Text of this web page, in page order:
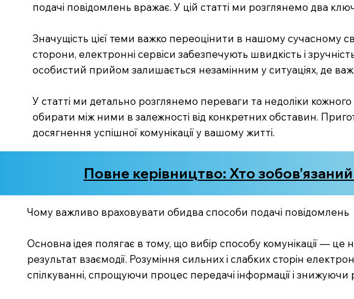
подачі повідомлень вражає. У цій статті ми розглянемо два
Значущість цієї теми важко переоцінити в нашому сучасному
сторони, електронні сервіси забезпечують швидкість і
особистий прийом залишається незамінним у ситуаціях, де
У статті ми детально розглянемо переваги та недоліки
обирати між ними в залежності від конкретних обставин.
досягнення успішної комунікації у вашому житті.
Повне керівництво: Хто
Чому важливо враховувати обидва способи подачі повідомлень
Основна ідея полягає в тому, що вибір способу комунікації —
результат взаємодії. Розуміння сильних і слабких сторін
спілкуванні, спрощуючи процес передачі інформації і знижуючи